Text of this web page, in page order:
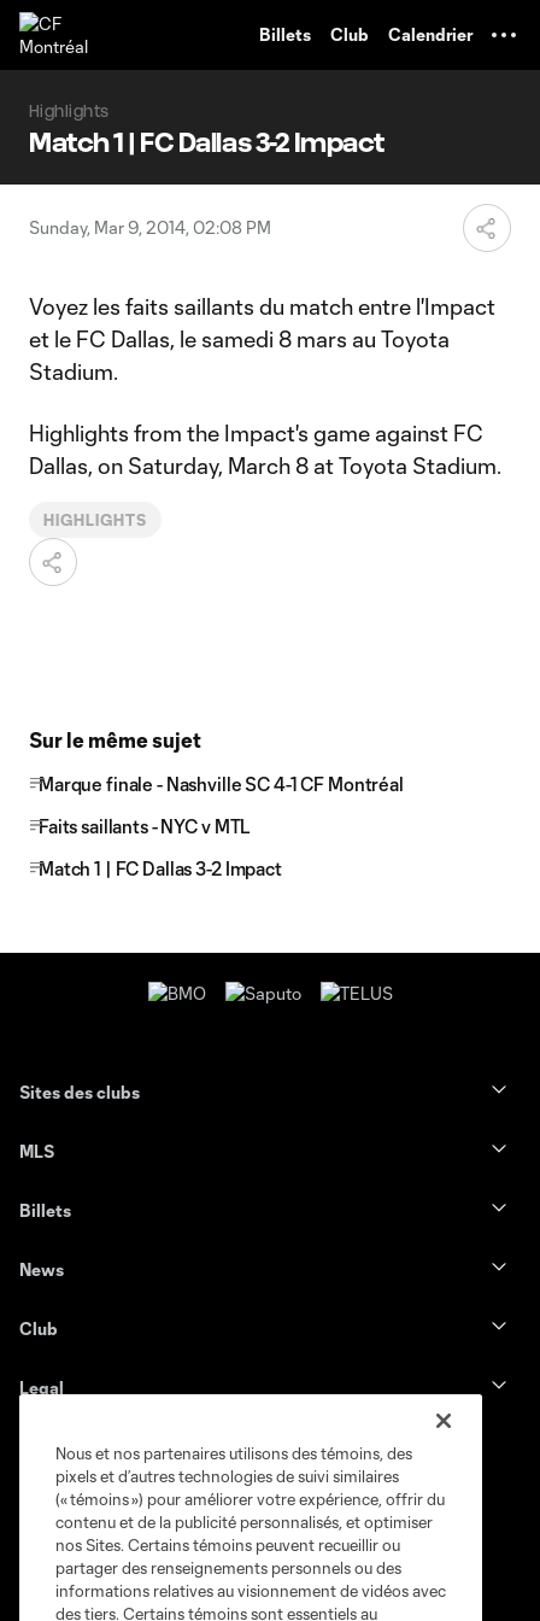
Billets Club Calendrier
Highlights
Match 1 | FC Dallas 3-2 Impact
Sunday, Mar 9, 2014, 02:08 PM
Voyez les faits saillants du match entre l'Impact
et le FC Dallas, le samedi 8 mars au Toyota
Stadium.
Highlights from the Impact's game against FC
Dallas, on Saturday, March 8 at Toyota Stadium.
HIGHLIGHTS
Sur le même sujet
Marque finale - Nashville SC 4-1 CF Montréal
Faits saillants - NYC v MTL
Match 1 | FC Dallas 3-2 Impact
Sites des clubs
MLS
Billets
News
Club
Legal
Nous et nos partenaires utilisons des témoins, des
pixels et d’autres technologies de suivi similaires
(« témoins ») pour améliorer votre expérience, offrir du
contenu et de la publicité personnalisés, et optimiser
nos Sites. Certains témoins peuvent recueillir ou
partager des renseignements personnels ou des
informations relatives au visionnement de vidéos avec
des tiers. Certains témoins sont essentiels au